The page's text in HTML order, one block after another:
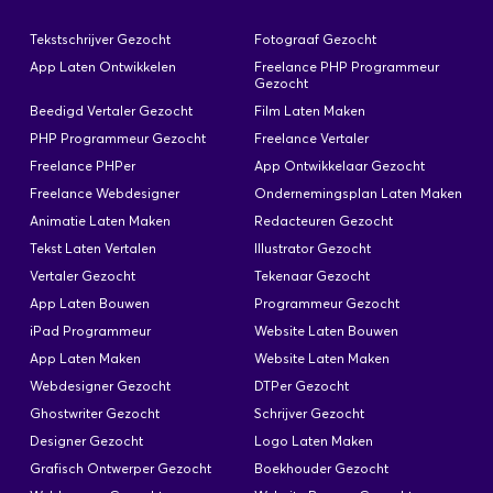
aanspreekpunt bij deze relaties dus je beschikt
Functie-eisen: Minimaal 8 jaar ervaring met: ·
Windows…
Applicatie Beheerder Webservices
Beste professional, Voor een opdracht bij onze
klant in Amsterdam zijn wij op zoek naar een
Applicatie Beheerder Webservices Omgeving:
Om de organisatie te ondersteunen en klanten te
faciliteren wordt gebruikt gemaakt van diverse
webservices in een SOA omgeving met
koppelingen naar back office systemen. Taken: •
userspecificaties. • Analyseren…
Tekstschrijver Gezocht
Fotograaf Gezocht
App Laten Ontwikkelen
Freelance PHP Programmeur
Gezocht
Beedigd Vertaler Gezocht
Film Laten Maken
PHP Programmeur Gezocht
Freelance Vertaler
Freelance PHPer
App Ontwikkelaar Gezocht
Freelance Webdesigner
Ondernemingsplan Laten Maken
Animatie Laten Maken
Redacteuren Gezocht
Tekst Laten Vertalen
Illustrator Gezocht
Vertaler Gezocht
Tekenaar Gezocht
App Laten Bouwen
Programmeur Gezocht
iPad Programmeur
Website Laten Bouwen
App Laten Maken
Website Laten Maken
Webdesigner Gezocht
DTPer Gezocht
Ghostwriter Gezocht
Schrijver Gezocht
Designer Gezocht
Logo Laten Maken
Grafisch Ontwerper Gezocht
Boekhouder Gezocht